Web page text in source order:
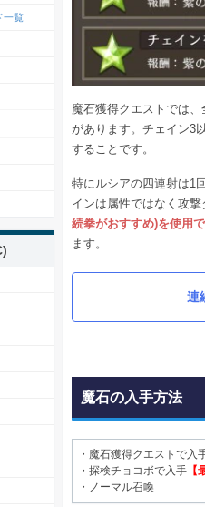
魔石獲得クエストでは、
があります。チェイン3
することです。
特にルシアの四連射は1
インは属性ではなく攻撃
続拳がおすすめ)を使用
ます。
連
魔石の入手方法
・魔石獲得クエストで入
・探検チョコボで入手 【
・ノーマル召喚
一覧